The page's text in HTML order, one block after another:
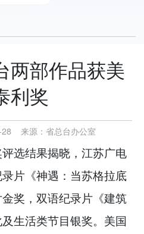
两部作品获美
利奖
来源： 省总台办公室
选结果揭晓，江苏广电
片《神遇：当苏格拉底
奖，双语纪录片《建筑
生活类节目银奖。美国